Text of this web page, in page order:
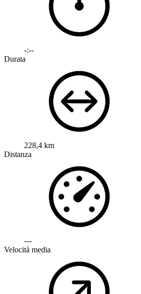
-:--
Durata
228,4 km
Distanza
---
Velocità media